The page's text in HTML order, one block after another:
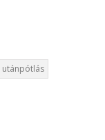
utánpótlás